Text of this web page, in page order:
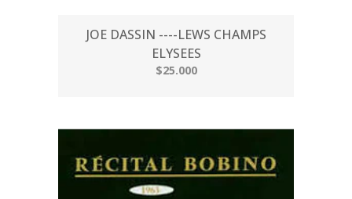
JOE DASSIN ----LEWS CHAMPS
ELYSEES
$25.000